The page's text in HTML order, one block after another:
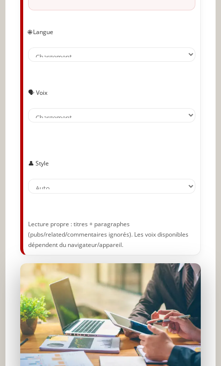
🌐 Langue
🗣️ Voix
👤 Style
Lecture propre : titres + paragraphes
(pubs/related/commentaires ignorés). Les voix disponibles
dépendent du navigateur/appareil.